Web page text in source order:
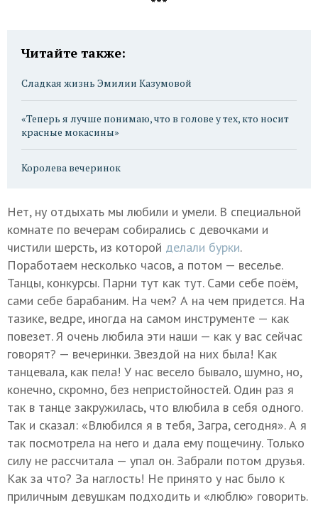
Читайте также:
Сладкая жизнь Эмилии Казумовой
«Теперь я лучше понимаю, что в голове у тех, кто носит
красные мокасины»
Королева вечеринок
Нет, ну отдыхать мы любили и умели. В специальной
комнате по вечерам собирались с девочками и
чистили шерсть, из которой делали бурки.
Поработаем несколько часов, а потом — веселье.
Танцы, конкурсы. Парни тут как тут. Сами себе поём,
сами себе барабаним. На чем? А на чем придется. На
тазике, ведре, иногда на самом инструменте — как
повезет. Я очень любила эти наши — как у вас сейчас
говорят? — вечеринки. Звездой на них была! Как
танцевала, как пела! У нас весело бывало, шумно, но,
конечно, скромно, без непристойностей. Один раз я
так в танце закружилась, что влюбила в себя одного.
Так и сказал: «Влюбился я в тебя, Загра, сегодня». А я
так посмотрела на него и дала ему пощечину. Только
силу не рассчитала — упал он. Забрали потом друзья.
Как за что? За наглость! Не принято у нас было к
приличным девушкам подходить и «люблю» говорить.